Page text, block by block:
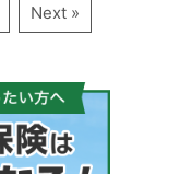
Next »